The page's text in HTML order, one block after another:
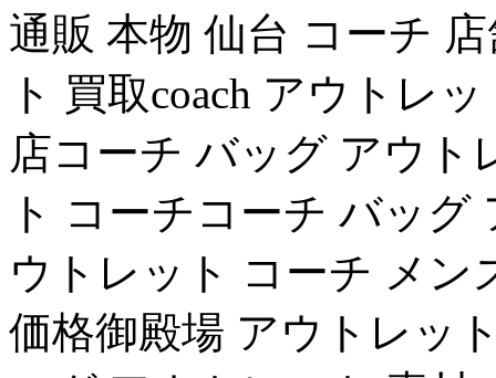
通販 本物 仙台 コーチ
ト 買取coach アウトレ
店コーチ バッグ アウト
ト コーチコーチ バッ
ウトレット コーチ メン
価格御殿場 アウトレッ